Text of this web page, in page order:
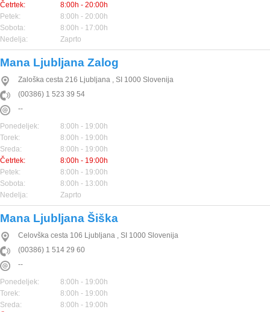
Četrtek:
8:00h - 20:00h
Petek:
8:00h - 20:00h
Sobota:
8:00h - 17:00h
Nedelja:
Zaprto
Mana Ljubljana Zalog
Zaloška cesta 216 Ljubljana , SI 1000 Slovenija
(00386) 1 523 39 54
--
Ponedeljek:
8:00h - 19:00h
Torek:
8:00h - 19:00h
Sreda:
8:00h - 19:00h
Četrtek:
8:00h - 19:00h
Petek:
8:00h - 19:00h
Sobota:
8:00h - 13:00h
Nedelja:
Zaprto
Mana Ljubljana Šiška
Celovška cesta 106 Ljubljana , SI 1000 Slovenija
(00386) 1 514 29 60
--
Ponedeljek:
8:00h - 19:00h
Torek:
8:00h - 19:00h
Sreda:
8:00h - 19:00h